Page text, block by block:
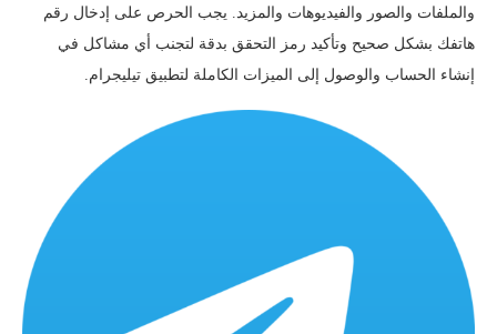
والملفات والصور والفيديوهات والمزيد. يجب الحرص على إدخال رقم
هاتفك بشكل صحيح وتأكيد رمز التحقق بدقة لتجنب أي مشاكل في
إنشاء الحساب والوصول إلى الميزات الكاملة لتطبيق تيليجرام.